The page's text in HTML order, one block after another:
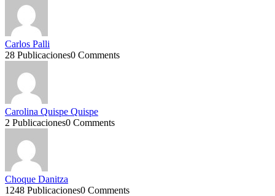
Carlos Palli
28 Publicaciones0 Comments
Carolina Quispe Quispe
2 Publicaciones0 Comments
Choque Danitza
1248 Publicaciones0 Comments